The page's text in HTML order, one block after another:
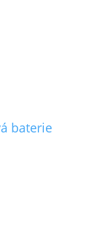
baterie